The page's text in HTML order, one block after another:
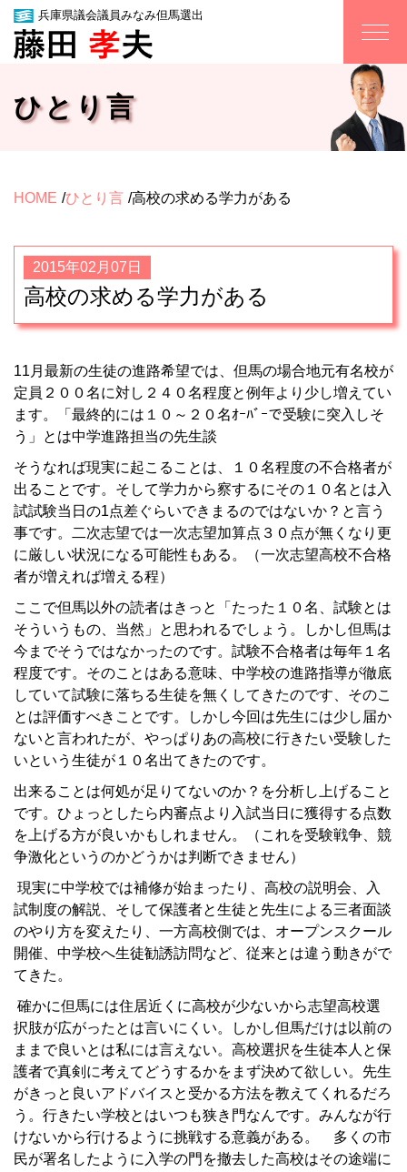
兵庫県議会議員みなみ但馬選出
ひとり言
HOME ひとり言 高校の求める学力がある
2015年02月07日
高校の求める学力がある
11月最新の生徒の進路希望では、但馬の場合地元有名校が
定員２００名に対し２４０名程度と例年より少し増えてい
ます。「最終的には１０～２０名ｵｰﾊﾞｰで受験に突入しそ
う」とは中学進路担当の先生談
そうなれば現実に起こることは、１０名程度の不合格者が
出ることです。そして学力から察するにその１０名とは入
試試験当日の1点差ぐらいできまるのではないか？と言う
事です。二次志望では一次志望加算点３０点が無くなり更
に厳しい状況になる可能性もある。（一次志望高校不合格
者が増えれば増える程）
ここで但馬以外の読者はきっと「たった１０名、試験とは
そういうもの、当然」と思われるでしょう。しかし但馬は
今までそうではなかったのです。試験不合格者は毎年１名
程度です。そのことはある意味、中学校の進路指導が徹底
していて試験に落ちる生徒を無くしてきたのです、そのこ
とは評価すべきことです。しかし今回は先生には少し届か
ないと言われたが、やっぱりあの高校に行きたい受験した
いという生徒が１０名出てきたのです。
出来ることは何処が足りてないのか？を分析し上げること
です。ひょっとしたら内審点より入試当日に獲得する点数
を上げる方が良いかもしれません。（これを受験戦争、競
争激化というのかどうかは判断できません）
現実に中学校では補修が始まったり、高校の説明会、入
試制度の解説、そして保護者と生徒と先生による三者面談
のやり方を変えたり、一方高校側では、オープンスクール
開催、中学校へ生徒勧誘訪問など、従来とは違う動きがで
てきた。
確かに但馬には住居近くに高校が少ないから志望高校選
択肢が広がったとは言いにくい。しかし但馬だけは以前の
ままで良いとは私には言えない。高校選択を生徒本人と保
護者で真剣に考えてどうするかをまず決めて欲しい。先生
がきっと良いアドバイスと受かる方法を教えてくれるだろ
う。行きたい学校とはいつも狭き門なんです。みんなが行
けないから行けるように挑戦する意義がある。 多くの市
民が署名したように入学の門を撤去した高校はその途端に